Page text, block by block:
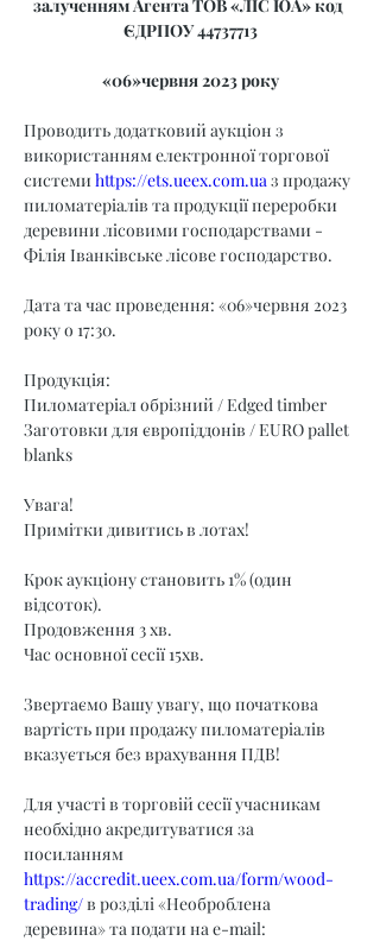
залученням Агента ТОВ «ЛІС ЮА» код
ЄДРПОУ 44737713
«06»червня 2023 року
Проводить додатковий аукціон з
використанням електронної торгової
системи https://ets.ueex.com.ua з продажу
пиломатеріалів та продукції переробки
деревини лісовими господарствами -
Філія Іванківське лісове господарство.
Дата та час проведення: «06»червня 2023
року о 17:30.
Продукція:
Пиломатеріал обрізний / Edged timber
Заготовки для європіддонів / EURO pallet
blanks
Увага!
Примітки дивитись в лотах!
Крок аукціону становить 1% (один
відсоток).
Продовження 3 хв.
Час основної сесії 15хв.
Звертаємо Вашу увагу, що початкова
вартість при продажу пиломатеріалів
вказується без врахування ПДВ!
Для участі в торговій сесії учасникам
необхідно акредитуватися за
посиланням
https://accredit.ueex.com.ua/form/wood-
trading/ в розділі «Необроблена
деревина» та подати на e-mail: